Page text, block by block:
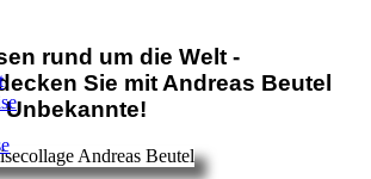
rund um die Welt -
Sie mit Andreas Beutel
Unbekannte!